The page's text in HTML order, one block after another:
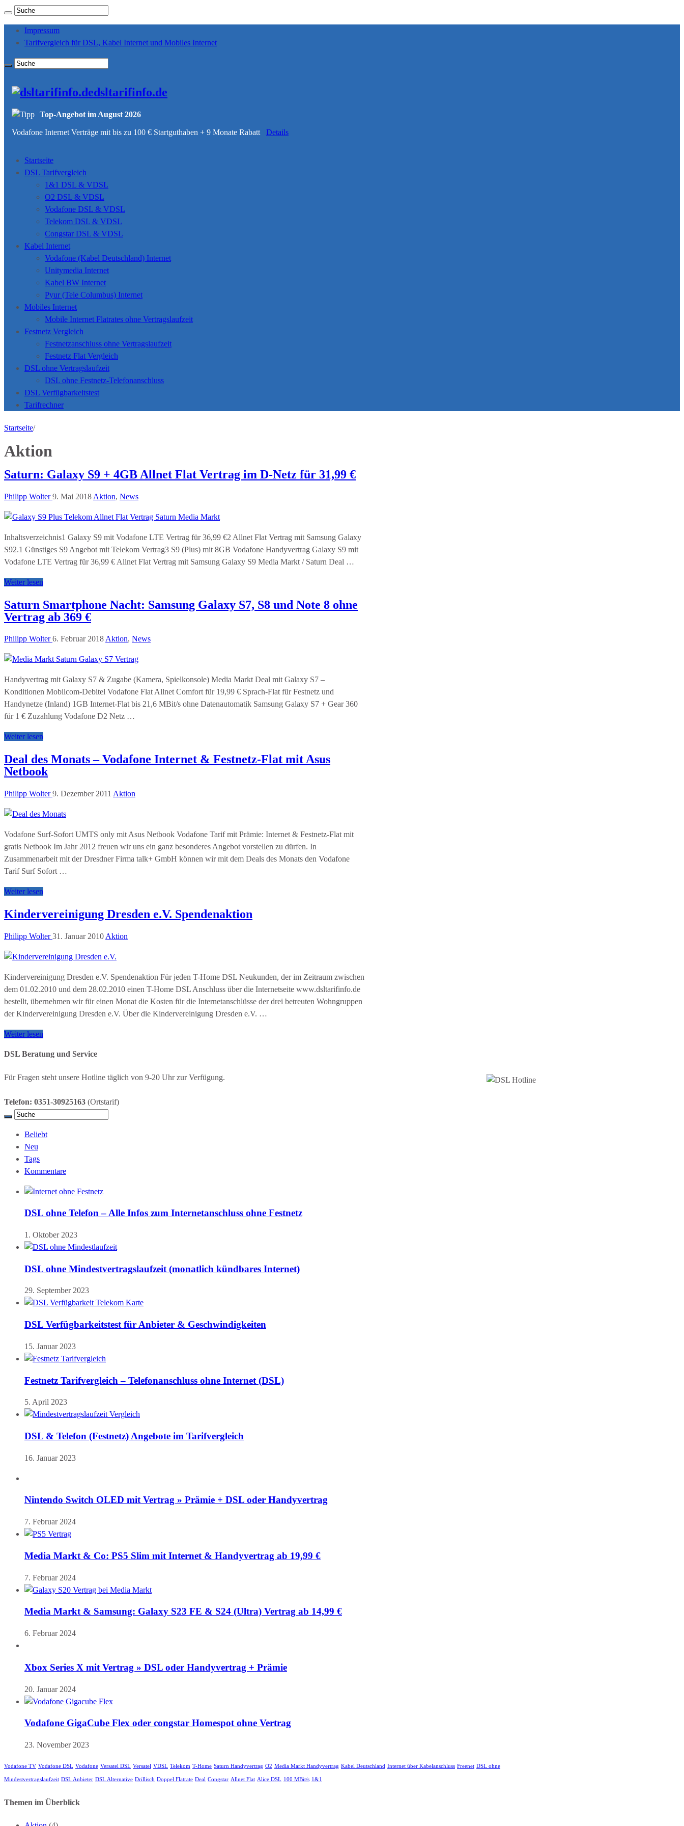
Impressum
Tarifvergleich für DSL, Kabel Internet und Mobiles Internet
dsltarifinfo.de
Top-Angebot im August 2026
Vodafone Internet Verträge mit bis zu 100 € Startguthaben + 9 Monate Rabatt Details
Startseite
DSL Tarifvergleich
1&1 DSL & VDSL
O2 DSL & VDSL
Vodafone DSL & VDSL
Telekom DSL & VDSL
Congstar DSL & VDSL
Kabel Internet
Vodafone (Kabel Deutschland) Internet
Unitymedia Internet
Kabel BW Internet
Pyur (Tele Columbus) Internet
Mobiles Internet
Mobile Internet Flatrates ohne Vertragslaufzeit
Festnetz Vergleich
Festnetzanschluss ohne Vertragslaufzeit
Festnetz Flat Vergleich
DSL ohne Vertragslaufzeit
DSL ohne Festnetz-Telefonanschluss
DSL Verfügbarkeitstest
Tarifrechner
Startseite/
Aktion
Saturn: Galaxy S9 + 4GB Allnet Flat Vertrag im D-Netz für 31,99 €
Philipp Wolter9. Mai 2018 Aktion, News
Inhaltsverzeichnis1 Galaxy S9 mit Vodafone LTE Vertrag für 36,99 €2 Allnet Flat Vertrag mit Samsung Galaxy
S92.1 Günstiges S9 Angebot mit Telekom Vertrag3 S9 (Plus) mit 8GB Vodafone Handyvertrag Galaxy S9 mit
Vodafone LTE Vertrag für 36,99 € Allnet Flat Vertrag mit Samsung Galaxy S9 Media Markt / Saturn Deal …
Weiter lesen
Saturn Smartphone Nacht: Samsung Galaxy S7, S8 und Note 8 ohne
Vertrag ab 369 €
Philipp Wolter6. Februar 2018Aktion, News
Handyvertrag mit Galaxy S7 & Zugabe (Kamera, Spielkonsole) Media Markt Deal mit Galaxy S7 –
Konditionen Mobilcom-Debitel Vodafone Flat Allnet Comfort für 19,99 € Sprach-Flat für Festnetz und
Handynetze (Inland) 1GB Internet-Flat bis 21,6 MBit/s ohne Datenautomatik Samsung Galaxy S7 + Gear 360
für 1 € Zuzahlung Vodafone D2 Netz …
Weiter lesen
Deal des Monats – Vodafone Internet & Festnetz-Flat mit Asus
Netbook
Philipp Wolter9. Dezember 2011 Aktion
Vodafone Surf-Sofort UMTS only mit Asus Netbook Vodafone Tarif mit Prämie: Internet & Festnetz-Flat mit
gratis Netbook Im Jahr 2012 freuen wir uns ein ganz besonderes Angebot vorstellen zu dürfen. In
Zusammenarbeit mit der Dresdner Firma talk+ GmbH können wir mit dem Deals des Monats den Vodafone
Tarif Surf Sofort …
Weiter lesen
Kindervereinigung Dresden e.V. Spendenaktion
Philipp Wolter31. Januar 2010 Aktion
Kindervereinigung Dresden e.V. Spendenaktion Für jeden T-Home DSL Neukunden, der im Zeitraum zwischen
dem 01.02.2010 und dem 28.02.2010 einen T-Home DSL Anschluss über die Internetseite www.dsltarifinfo.de
bestellt, übernehmen wir für einen Monat die Kosten für die Internetanschlüsse der drei betreuten Wohngruppen
der Kindervereinigung Dresden e.V. Über die Kindervereinigung Dresden e.V. …
Weiter lesen
DSL Beratung und Service
Für Fragen steht unsere Hotline täglich von 9-20 Uhr zur Verfügung.
Telefon: 0351-30925163 (Ortstarif)
Beliebt
Neu
Tags
Kommentare
DSL ohne Telefon – Alle Infos zum Internetanschluss ohne Festnetz
1. Oktober 2023
DSL ohne Mindestvertragslaufzeit (monatlich kündbares Internet)
29. September 2023
DSL Verfügbarkeitstest für Anbieter & Geschwindigkeiten
15. Januar 2023
Festnetz Tarifvergleich – Telefonanschluss ohne Internet (DSL)
5. April 2023
DSL & Telefon (Festnetz) Angebote im Tarifvergleich
16. Januar 2023
Nintendo Switch OLED mit Vertrag » Prämie + DSL oder Handyvertrag
7. Februar 2024
Media Markt & Co: PS5 Slim mit Internet & Handyvertrag ab 19,99 €
7. Februar 2024
Media Markt & Samsung: Galaxy S23 FE & S24 (Ultra) Vertrag ab 14,99 €
6. Februar 2024
Xbox Series X mit Vertrag » DSL oder Handyvertrag + Prämie
20. Januar 2024
Vodafone GigaCube Flex oder congstar Homespot ohne Vertrag
23. November 2023
Vodafone TV Vodafone DSL Vodafone Versatel DSL Versatel VDSL Telekom T-Home Saturn Handyvertrag O2 Media Markt Handyvertrag Kabel Deutschland Internet über Kabelanschluss Freenet DSL ohne
Mindestvertragslaufzeit DSL Anbieter DSL Alternative Drillisch Doppel Flatrate Deal Congstar Allnet Flat Alice DSL 100 MBit/s 1&1
Themen im Überblick